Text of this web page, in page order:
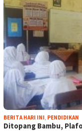
BERITA HARI INI PENDIDIKAN
Ditopang Bambu,